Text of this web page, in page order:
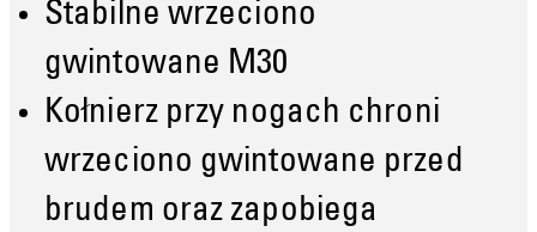
Stabilne wrzeciono
gwintowane M30
Kołnierz przy nogach chroni
wrzeciono gwintowane przed
brudem oraz zapobiega